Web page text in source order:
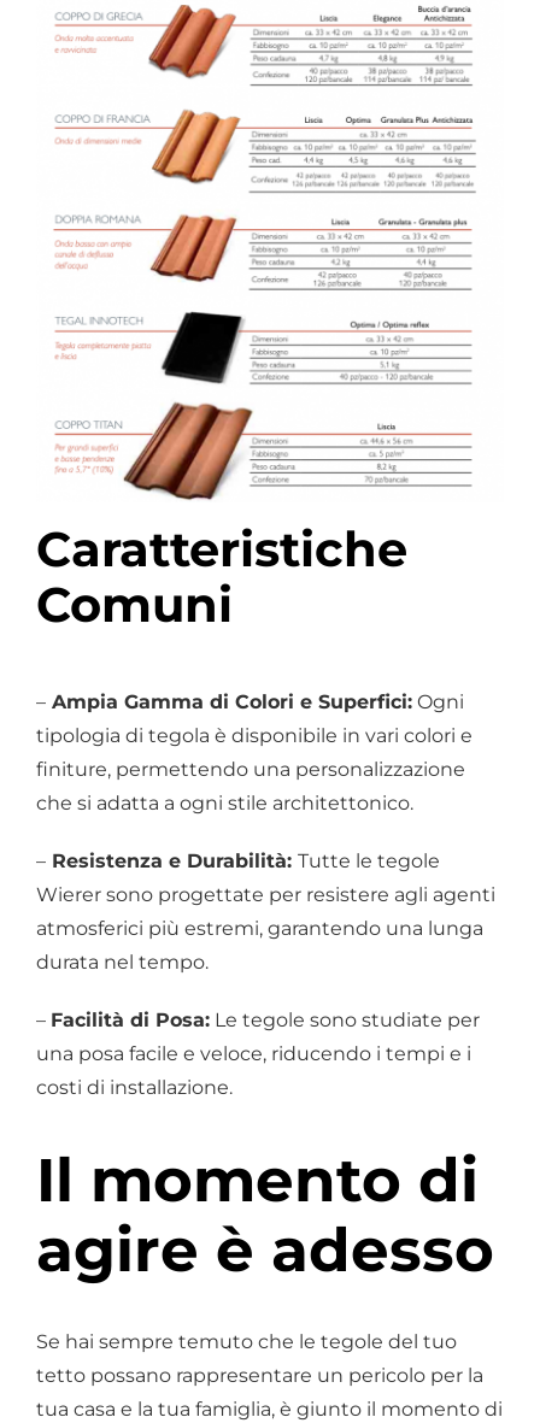
Caratteristiche
Comuni
– Ampia Gamma di Colori e Superfici: Ogni
tipologia di tegola è disponibile in vari colori e
finiture, permettendo una personalizzazione
che si adatta a ogni stile architettonico.
– Resistenza e Durabilità: Tutte le tegole
Wierer sono progettate per resistere agli agenti
atmosferici più estremi, garantendo una lunga
durata nel tempo.
– Facilità di Posa: Le tegole sono studiate per
una posa facile e veloce, riducendo i tempi e i
costi di installazione.
Il momento di
agire è adesso
Se hai sempre temuto che le tegole del tuo
tetto possano rappresentare un pericolo per la
tua casa e la tua famiglia, è giunto il momento di